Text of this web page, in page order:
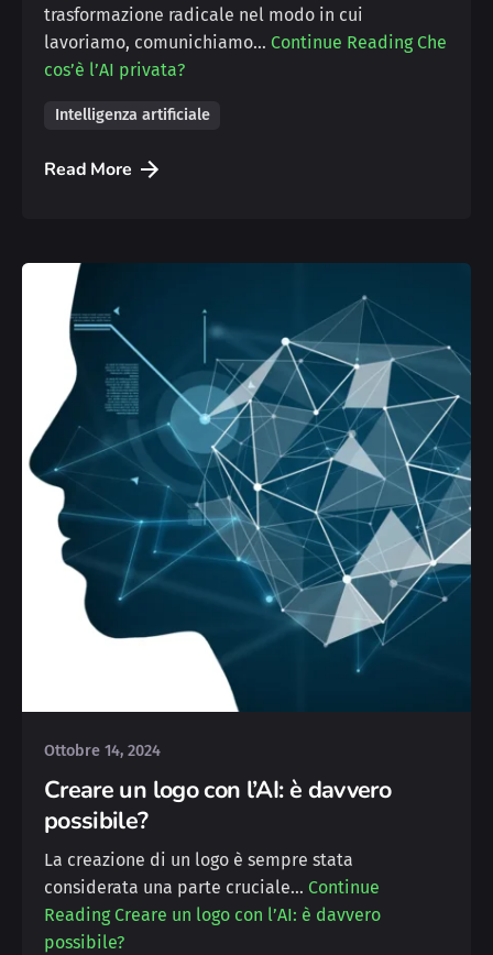
trasformazione radicale nel modo in cui
lavoriamo, comunichiamo… Continue ReadingChe
cos’è l’AI privata?
Intelligenza artificiale
Read More
Ottobre 14, 2024
Creare un logo con l’AI: è davvero
possibile?
La creazione di un logo è sempre stata
considerata una parte cruciale… Continue
ReadingCreare un logo con l’AI: è davvero
possibile?